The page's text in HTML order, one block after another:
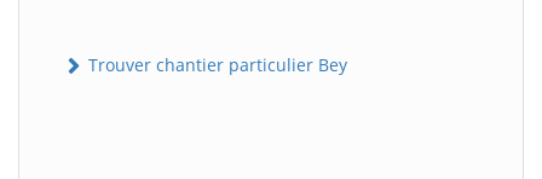
Trouver chantier particulier Bey